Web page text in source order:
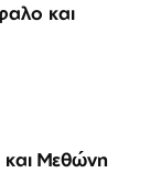
και
Μεθώνη